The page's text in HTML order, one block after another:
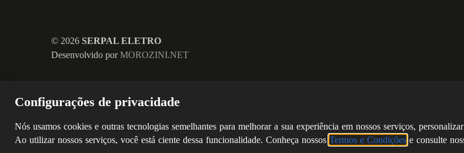
© 2026 SERPAL ELETRO
Desenvolvido porMOROZINI.NET
Configurações de privacidade
Nós usamos cookies e outras tecnologias semelhantes para melhorar a sua experiência em nossos serviços,
Ao utilizar nossos serviços, você está ciente dessa funcionalidade. Conheça nossos Termos e Condições e consulte